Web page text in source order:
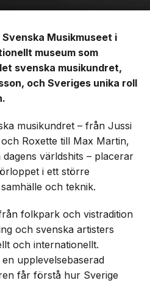
Musikmuseet i
museum som
svenska musikundret,
och Sveriges unika roll
musikundret – från Jussi
Roxette till Max Martin,
världshits – placerar
i ett större
och teknik.
folkpark och vistradition
och svenska artisters
och internationellt.
upplevelsebaserad
får förstå hur Sverige